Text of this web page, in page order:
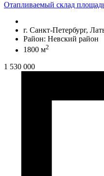
Отапливаемый склад
г. Санкт-Петербург,
Район: Невский район
1800 м2
1 530 000